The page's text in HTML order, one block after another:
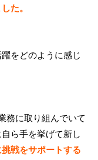
た。
をどのように感じ
務に取り組んでいて
ら手を挙げて新し
挑戦をサポートする